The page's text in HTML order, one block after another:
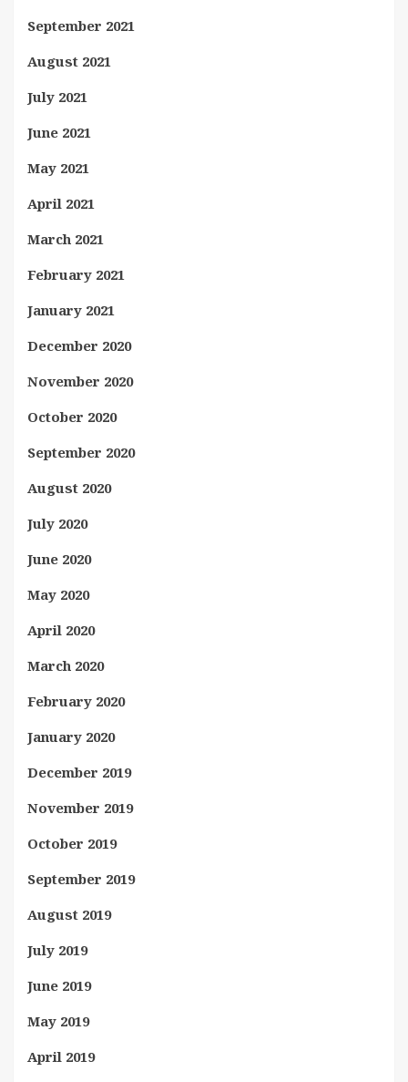
September 2021
August 2021
July 2021
June 2021
May 2021
April 2021
March 2021
February 2021
January 2021
December 2020
November 2020
October 2020
September 2020
August 2020
July 2020
June 2020
May 2020
April 2020
March 2020
February 2020
January 2020
December 2019
November 2019
October 2019
September 2019
August 2019
July 2019
June 2019
May 2019
April 2019